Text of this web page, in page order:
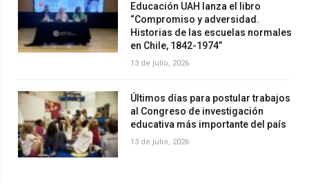
Educación UAH lanza el libro
“Compromiso y adversidad.
Historias de las escuelas normales
en Chile, 1842-1974”
13 de julio, 2026
Últimos días para postular trabajos
al Congreso de investigación
educativa más importante del país
13 de julio, 2026